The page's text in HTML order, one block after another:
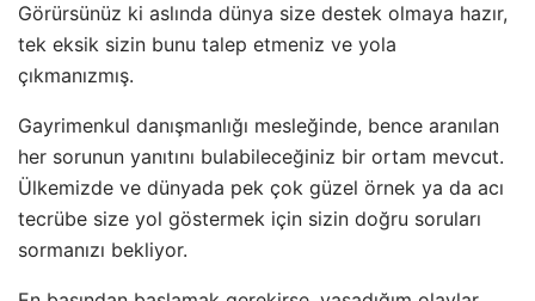
Görürsünüz ki aslında dünya size destek olmaya hazır,
tek eksik sizin bunu talep etmeniz ve yola
çıkmanızmış.
Gayrimenkul danışmanlığı mesleğinde, bence aranılan
her sorunun yanıtını bulabileceğiniz bir ortam mevcut.
Ülkemizde ve dünyada pek çok güzel örnek ya da acı
tecrübe size yol göstermek için sizin doğru soruları
sormanızı bekliyor.